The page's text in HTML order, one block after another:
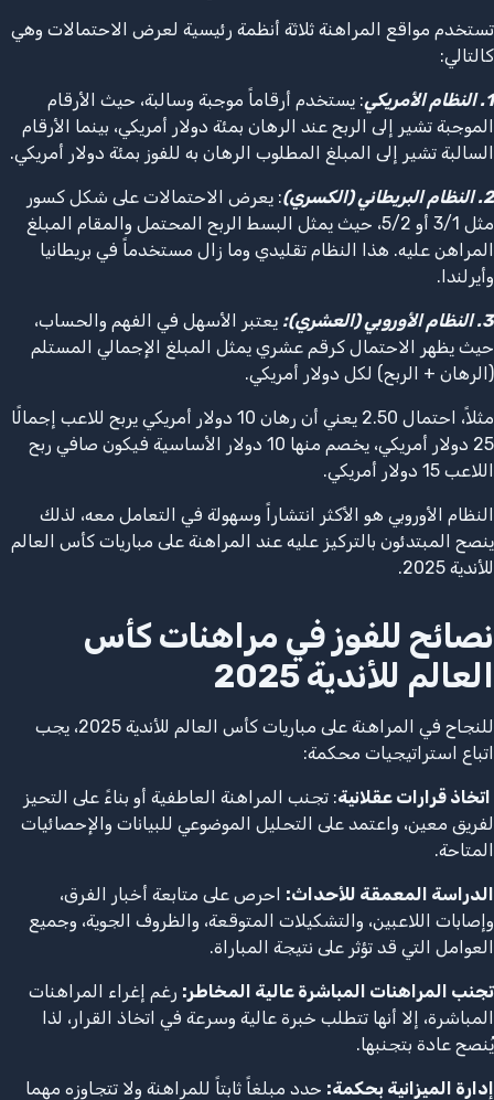
تستخدم مواقع المراهنة ثلاثة أنظمة رئيسية لعرض الاحتمالات وهي
كالتالي:
1. النظام الأمريكي
: يستخدم أرقاماً موجبة وسالبة، حيث الأرقام
الموجبة تشير إلى الربح عند الرهان بمئة دولار أمريكي، بينما الأرقام
السالبة تشير إلى المبلغ المطلوب الرهان به للفوز بمئة دولار أمريكي.
2. النظام البريطاني (الكسري)
: يعرض الاحتمالات على شكل كسور
مثل 3/1 أو 5/2، حيث يمثل البسط الربح المحتمل والمقام المبلغ
المراهن عليه. هذا النظام تقليدي وما زال مستخدماً في بريطانيا
وأيرلندا.
3. النظام الأوروبي (العشري):
يعتبر الأسهل في الفهم والحساب،
حيث يظهر الاحتمال كرقم عشري يمثل المبلغ الإجمالي المستلم
(الرهان + الربح) لكل دولار أمريكي.
مثلاً، احتمال 2.50 يعني أن رهان 10 دولار أمريكي يربح للاعب إجمالًا
25 دولار أمريكي، يخصم منها 10 دولار الأساسية فيكون صافي ربح
اللاعب 15 دولار أمريكي.
النظام الأوروبي هو الأكثر انتشاراً وسهولة في التعامل معه، لذلك
ينصح المبتدئون بالتركيز عليه عند المراهنة على مباريات كأس العالم
للأندية 2025.
نصائح للفوز في مراهنات كأس
العالم للأندية 2025
للنجاح في المراهنة على مباريات كأس العالم للأندية 2025، يجب
اتباع استراتيجيات محكمة:
اتخاذ قرارات عقلانية: تجنب المراهنة العاطفية أو بناءً على التحيز
لفريق معين، واعتمد على التحليل الموضوعي للبيانات والإحصائيات
المتاحة.
الدراسة المعمقة للأحداث: احرص على متابعة أخبار الفرق،
وإصابات اللاعبين، والتشكيلات المتوقعة، والظروف الجوية، وجميع
العوامل التي قد تؤثر على نتيجة المباراة.
تجنب المراهنات المباشرة عالية المخاطر: رغم إغراء المراهنات
المباشرة، إلا أنها تتطلب خبرة عالية وسرعة في اتخاذ القرار، لذا
يُنصح عادة بتجنبها.
إدارة الميزانية بحكمة: حدد مبلغاً ثابتاً للمراهنة ولا تتجاوزه مهما